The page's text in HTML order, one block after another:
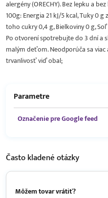
alergény (ORECHY). Bez lepku a
100g: Energia 21 kJ/5 kcal, Tuky 0
toho cukry 0,4 g, Bielkoviny 0 g,
Po otvorení spotrebujte do 3 dní a
malým deťom. Neodporúča sa
trvanlivosť viď obal;
Parametre
Označenie pre Google feed
Často kladenéotázky
Môžem tovar vrátiť?